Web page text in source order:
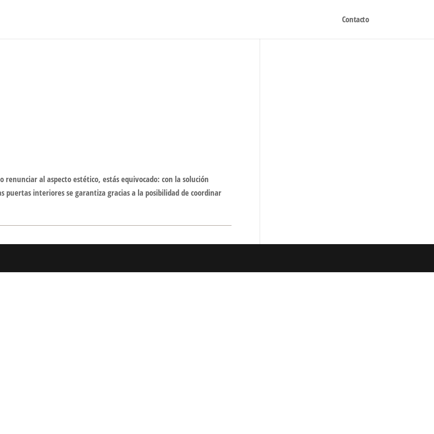
Contacto
renunciar al aspecto estético, estás equivocado: con la solución
interiores se garantiza gracias a la posibilidad de coordinar